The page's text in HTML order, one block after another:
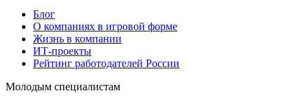
Блог
О компаниях в игровой форме
Жизнь в компании
ИТ-проекты
Рейтинг работодателей России
Молодым специалистам